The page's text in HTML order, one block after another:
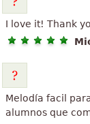
I love it! Thank
Melodía facil
alumnos que